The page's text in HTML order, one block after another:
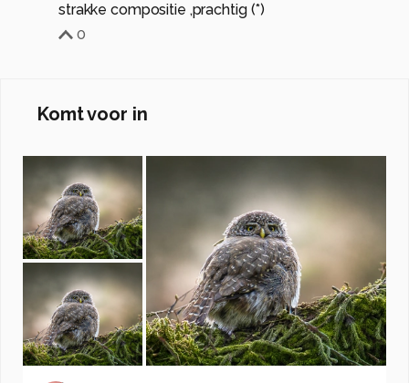
strakke compositie ,prachtig (*)
0
Komt voor in